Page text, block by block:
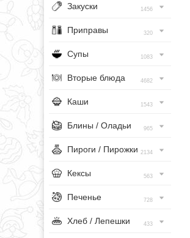
Закуски 1456
Приправы 320
Супы 1083
Вторые блюда 4682
Каши 1543
Блины / Оладьи 965
Пироги / Пирожки 2134
Кексы 563
Печенье 728
Хлеб / Лепешки 433